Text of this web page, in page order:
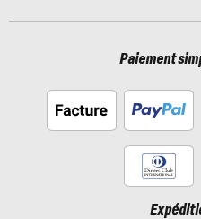
Paiement